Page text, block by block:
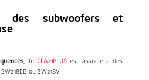
des subwoofers et
, le CLA21PLUSest associé à des
ou SW218V.